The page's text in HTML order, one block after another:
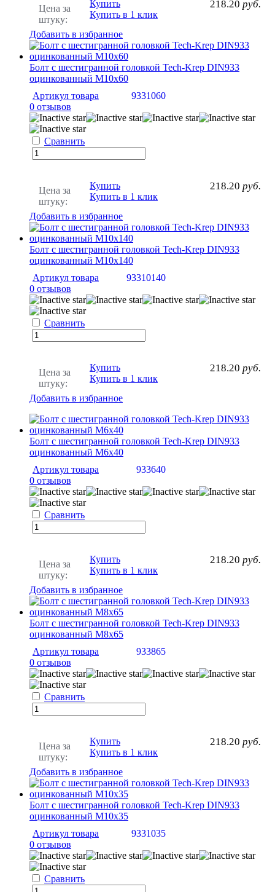
Цена за
штуку:
218.20 руб.
Купить
Купить в 1 клик
Добавить в избранное
Болт с шестигранной головкой Tech-Krep DIN933
оцинкованный М10х60
Артикул товара
9331060
0 отзывов
Сравнить
Цена за
штуку:
218.20 руб.
Купить
Купить в 1 клик
Добавить в избранное
Болт с шестигранной головкой Tech-Krep DIN933
оцинкованный М10х140
Артикул товара
93310140
0 отзывов
Сравнить
Цена за
штуку:
218.20 руб.
Купить
Купить в 1 клик
Добавить в избранное
Болт с шестигранной головкой Tech-Krep DIN933
оцинкованный М6х40
Артикул товара
933640
0 отзывов
Сравнить
Цена за
штуку:
218.20 руб.
Купить
Купить в 1 клик
Добавить в избранное
Болт с шестигранной головкой Tech-Krep DIN933
оцинкованный М8х65
Артикул товара
933865
0 отзывов
Сравнить
Цена за
штуку:
218.20 руб.
Купить
Купить в 1 клик
Добавить в избранное
Болт с шестигранной головкой Tech-Krep DIN933
оцинкованный М10х35
Артикул товара
9331035
0 отзывов
Сравнить